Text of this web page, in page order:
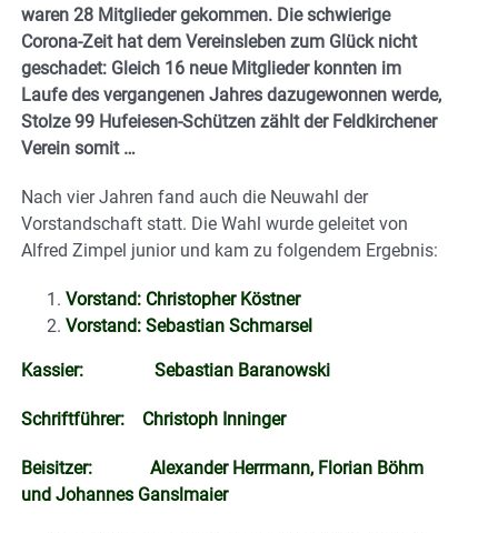
waren 28 Mitglieder gekommen. Die schwierige
Corona-Zeit hat dem Vereinsleben zum Glück nicht
geschadet: Gleich 16 neue Mitglieder konnten im
Laufe des vergangenen Jahres dazugewonnen werde,
Stolze 99 Hufeiesen-Schützen zählt der Feldkirchener
Verein somit …
Nach vier Jahren fand auch die Neuwahl der
Vorstandschaft statt. Die Wahl wurde geleitet von
Alfred Zimpel junior und kam zu folgendem Ergebnis:
Vorstand: Christopher Köstner
Vorstand: Sebastian Schmarsel
Kassier: Sebastian Baranowski
Schriftführer: Christoph Inninger
Beisitzer: Alexander Herrmann, Florian Böhm
und Johannes Ganslmaier